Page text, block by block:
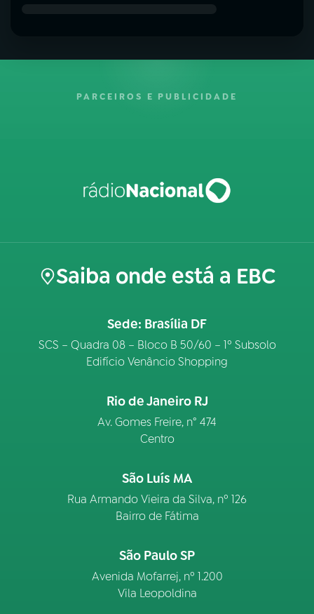
PARCEIROS E PUBLICIDADE
Saiba onde está a EBC
Sede: Brasília DF
SCS – Quadra 08 – Bloco B 50/60 – 1º Subsolo
Edifício Venâncio Shopping
Rio de Janeiro RJ
Av. Gomes Freire, n° 474
Centro
São Luís MA
Rua Armando Vieira da Silva, nº 126
Bairro de Fátima
São Paulo SP
Avenida Mofarrej, nº 1.200
Vila Leopoldina